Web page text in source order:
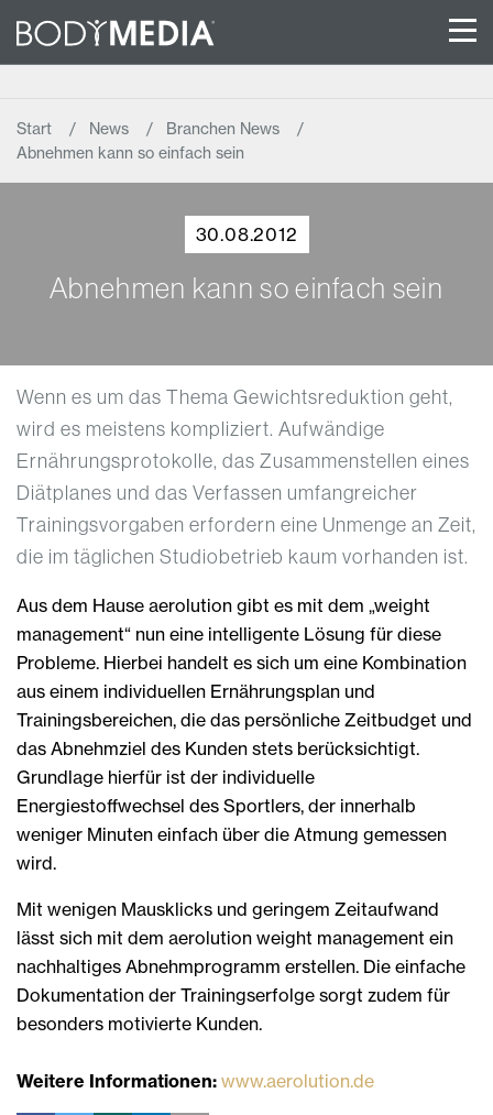
Start News
Branchen News
Abnehmen kann so einfach sein
30.08.2012
Abnehmen kann so einfach sein
Wenn es um das Thema Gewichtsreduktion geht,
wird es meistens kompliziert. Aufwändige
Ernährungsprotokolle, das Zusammenstellen eines
Diätplanes und das Verfassen umfangreicher
Trainingsvorgaben erfordern eine Unmenge an Zeit,
die im täglichen Studiobetrieb kaum vorhanden ist.
Aus dem Hause aerolution gibt es mit dem „weight
management“ nun eine intelligente Lösung für diese
Probleme. Hierbei handelt es sich um eine Kombination
aus einem individuellen Ernährungsplan und
Trainingsbereichen, die das persönliche Zeitbudget und
das Abnehmziel des Kunden stets berücksichtigt.
Grundlage hierfür ist der individuelle
Energiestoffwechsel des Sportlers, der innerhalb
weniger Minuten einfach über die Atmung gemessen
wird.
Mit wenigen Mausklicks und geringem Zeitaufwand
lässt sich mit dem aerolution weight management ein
nachhaltiges Abnehmprogramm erstellen. Die einfache
Dokumentation der Trainingserfolge sorgt zudem für
besonders motivierte Kunden.
Weitere Informationen: www.aerolution.de